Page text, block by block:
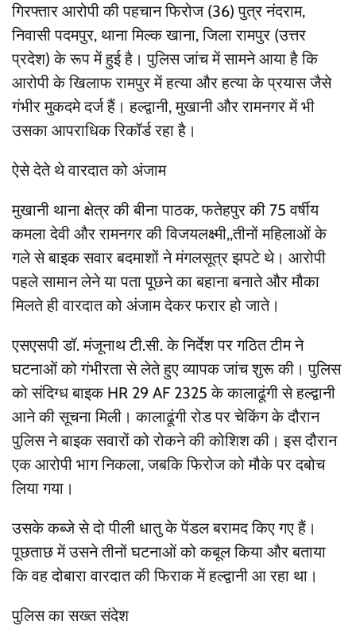
गिरफ्तार आरोपी की पहचान फिरोज (36) पुत्र नंदराम,
निवासी पदमपुर, थाना मिल्क खाना, जिला रामपुर (उत्तर
प्रदेश) के रूप में हुई है। पुलिस जांच में सामने आया है कि
आरोपी के खिलाफ रामपुर में हत्या और हत्या के प्रयास जैसे
गंभीर मुकदमे दर्ज हैं। हल्द्वानी, मुखानी और रामनगर में भी
उसका आपराधिक रिकॉर्ड रहा है।
ऐसे देते थे वारदात को अंजाम
मुखानी थाना क्षेत्र की बीना पाठक, फतेहपुर की 75 वर्षीय
कमला देवी और रामनगर की विजयलक्ष्मी,,तीनों महिलाओं के
गले से बाइक सवार बदमाशों ने मंगलसूत्र झपटे थे। आरोपी
पहले सामान लेने या पता पूछने का बहाना बनाते और मौका
मिलते ही वारदात को अंजाम देकर फरार हो जाते।
एसएसपी डॉ. मंजूनाथ टी.सी. के निर्देश पर गठित टीम ने
घटनाओं को गंभीरता से लेते हुए व्यापक जांच शुरू की। पुलिस
को संदिग्ध बाइक HR 29 AF 2325 के कालाढूंगी से हल्द्वानी
आने की सूचना मिली। कालाढूंगी रोड पर चेकिंग के दौरान
पुलिस ने बाइक सवारों को रोकने की कोशिश की। इस दौरान
एक आरोपी भाग निकला, जबकि फिरोज को मौके पर दबोच
लिया गया।
उसके कब्जे से दो पीली धातु के पेंडल बरामद किए गए हैं।
पूछताछ में उसने तीनों घटनाओं को कबूल किया और बताया
कि वह दोबारा वारदात की फिराक में हल्द्वानी आ रहा था।
पुलिस का सख्त संदेश